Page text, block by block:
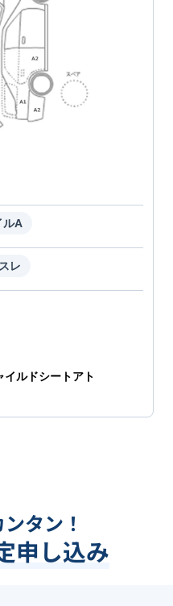
ルA
スレ
イルドシートアト
タン！
申し込み